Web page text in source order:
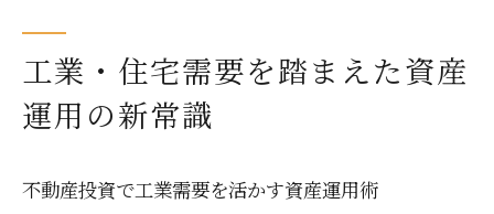
工業・住宅需要を踏まえた資産
運用の新常識
不動産投資で工業需要を活かす資産運用術